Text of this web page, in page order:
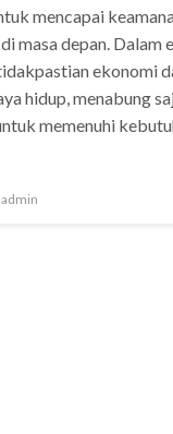
mencapai
masa depan. Dalam
ekonomi
hidup, menabung
memenuhi
admin